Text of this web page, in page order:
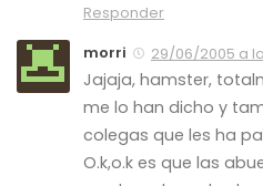
Responder
morri
29/06/2005 a
Jajaja, hamster,
me lo han dicho y
colegas que les ha
O.k,o.k es que las